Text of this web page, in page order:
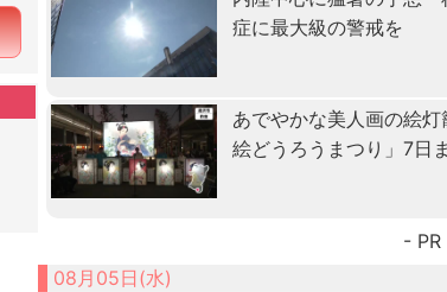
症に最大級の警戒を
あでやかな美人画の絵
絵どうろうまつり」7日
-
08月05日(水)